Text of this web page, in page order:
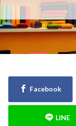
ジブン手帳
エイジング